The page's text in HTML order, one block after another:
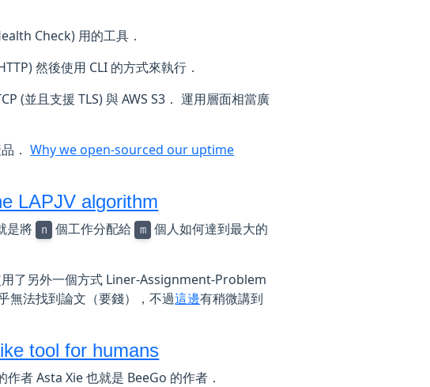
Check) 用的工具．
然後使用 CLI 的方式來執行．
(並且支援 TLS) 與 AWS S3． 運用層面相當廣
品．Why we open-sourced our uptime
LAPJV algorithm
是將 n 個工作分配給 m 個人如何達到最大的
用了另外一個方式 Liner-Assignment-Problem
無法找到論文（要錢），不過這邊有稍微講到
tool for humans
者 Asta Xie 也就是 BeeGo 的作者．